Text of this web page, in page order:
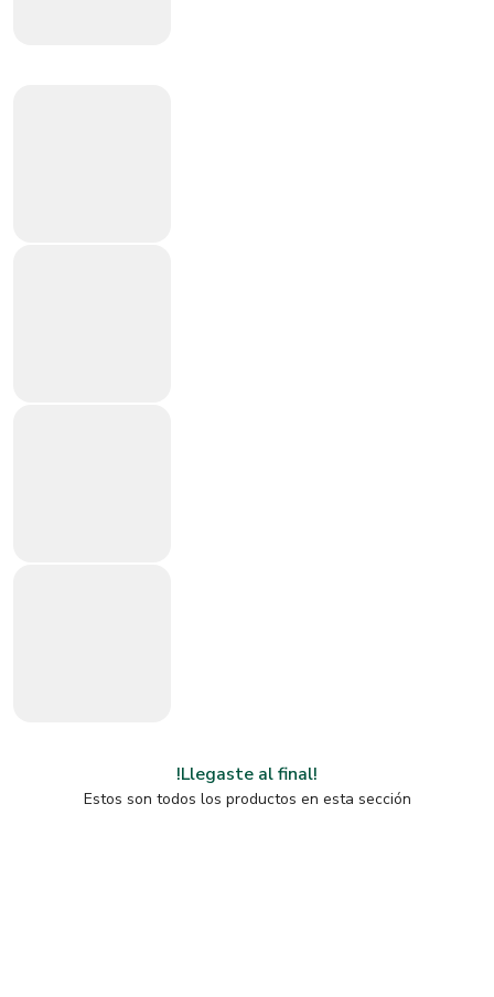
!Llegaste al final!
Estos son todos los productos en esta sección